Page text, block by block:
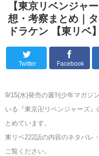
【東京リベンジャ
想・考察まとめ｜
ドラケン 【東リベ】
Twitter Facebook
9/15(水)発売の週刊少年マガジ
いる『東京卍リベンジャーズ
とめています。
東リベ222話の内容のネタバレ
ご覧ください。